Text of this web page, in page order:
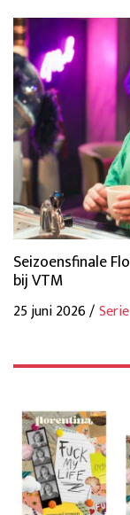
Seizoensfinale
bij VTM
25 juni 2026 /Serie